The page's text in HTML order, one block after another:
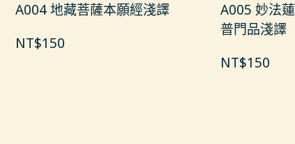
A004 地藏菩薩本願經淺譯
NT$150
A005 妙法
普門品淺譯
NT$150